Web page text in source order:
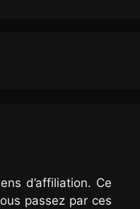
d’affiliation. Ce
passez par ces